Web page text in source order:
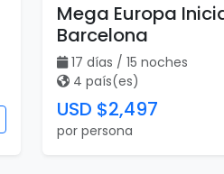
Mega Europa
Barcelona
17 días / 15 noches
4 país(es)
USD $2,497
por persona